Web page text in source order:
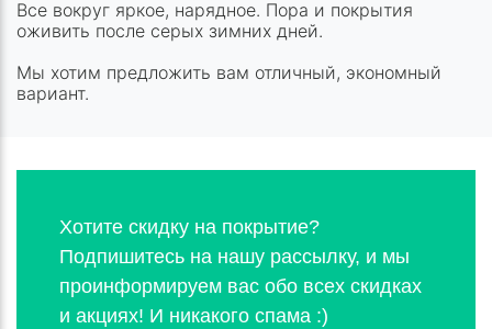
Все вокруг яркое, нарядное. Пора и покрытия
оживить после серых зимних дней.
Мы хотим предложить вам отличный, экономный
вариант.
Хотите скидку на покрытие?
Подпишитесь на нашу рассылку, и мы
проинформируем вас обо всех скидках
и акциях! И никакого спама :)